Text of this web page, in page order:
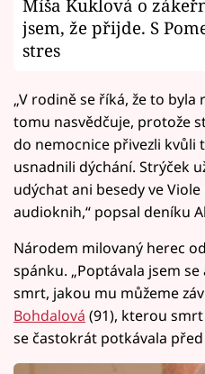
Míša Kuklová o
jsem, že přijde. S
stres
„V rodině se říká, že to byla
tomu nasvědčuje, protože
do nemocnice přivezli kvůli
usnadnili dýchání. Strýček
udýchat ani besedy ve
audioknih,“ popsal deníku
Národem milovaný herec
spánku. „Poptávala jsem
smrt, jakou mu můžeme
Bohdalová (91), kterou
se častokrát potkávala